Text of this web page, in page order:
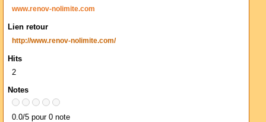
www.renov-nolimite.com
Lien retour
http://www.renov-nolimite.com/
Hits
2
Notes
0.0/5 pour 0 note